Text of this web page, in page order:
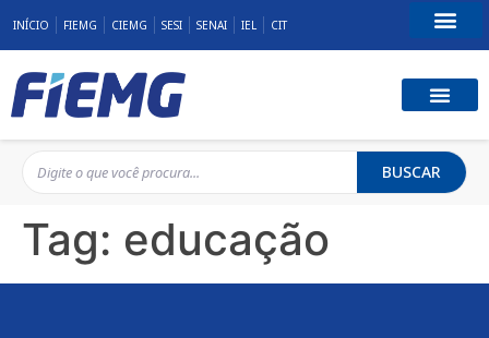
INÍCIO FIEMG CIEMG SESI SENAI IEL CIT
BUSCAR
Tag: educação